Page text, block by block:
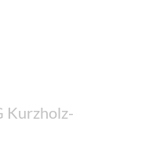
Kurzholz-